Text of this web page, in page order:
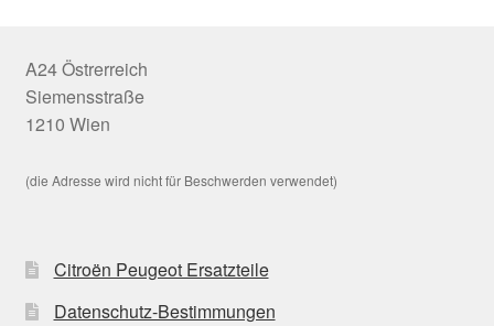
A24 Östrerreich
Siemensstraße
1210 Wien
(die Adresse wird nicht für Beschwerden verwendet)
Citroën Peugeot Ersatzteile
Datenschutz-Bestimmungen